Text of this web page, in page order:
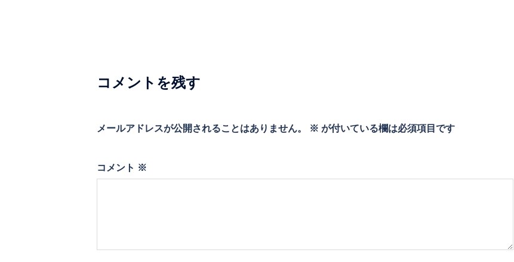
コメントを残す
メールアドレスが公開されることはありません。 ※ が付いている欄は必須項目です
コメント ※